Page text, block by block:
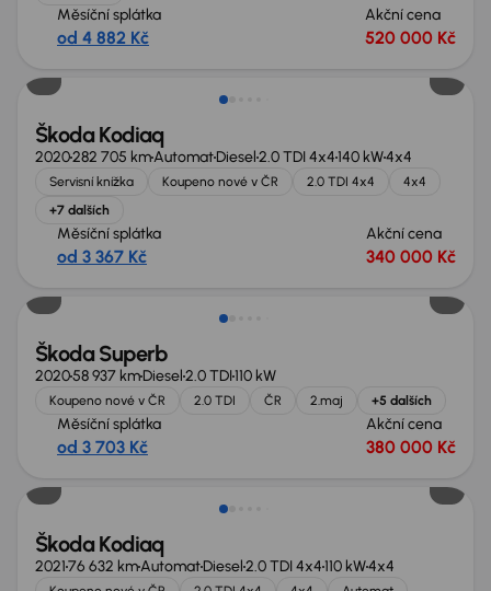
Měsíční splátka
od 4 882 Kč
Akční cena
520 000 Kč
Škoda Kodiaq
2020282 705 kmAutomatDiesel2.0 TDI 4x4140 kW4x4
Servisní knížka Koupeno nové v ČR 2.0 TDI 4x4
4x4
+7 dalších
Měsíční splátka
od 3 367 Kč
Akční cena
340 000 Kč
Možnost odpočtu DPH
Škoda Superb
202058 937 kmDiesel2.0 TDI110 kW
Koupeno nové v ČR 2.0 TDI ČR 2.maj +5 dalších
Měsíční splátka
od 3 703 Kč
Akční cena
380 000 Kč
Škoda Kodiaq
202176 632 kmAutomatDiesel2.0 TDI 4x4110 kW4x4